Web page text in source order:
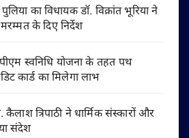
का विधायक डॉ. विक्रांत भूरिया ने
के दिए निर्देश
स्वनिधि योजना के तहत पथ
कार्ड का मिलेगा लाभ
त्रिपाठी ने धार्मिक संस्कारों और
संदेश